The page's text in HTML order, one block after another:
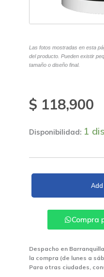
Las fotos mostradas en esta
del producto. Pueden existir
tamaño o diseño final.
$ 118,900
Disponibilidad: 1
Vinilux
Balde
Compra
Despacho en
la compra (de lunes a
Para otras ciudades,